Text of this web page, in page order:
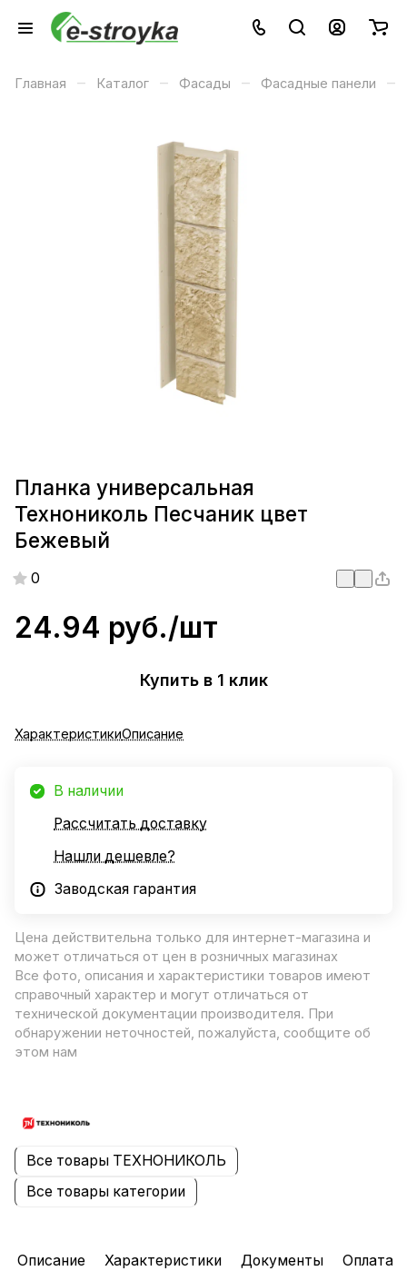
Главная – Каталог – Фасады – Фасадные панели –
Планка универсальная
Технониколь Песчаник цвет
Бежевый
0
24.94 руб./шт
Купить в 1 клик
ХарактеристикиОписание
В наличии
Рассчитать доставку
Нашли дешевле?
Заводская гарантия
Цена действительна только для интернет-магазина и
может отличаться от цен в розничных магазинах
Все фото, описания и характеристики товаров имеют
справочный характер и могут отличаться от
технической документации производителя. При
обнаружении неточностей, пожалуйста, сообщите об
этом нам
Все товары ТЕХНОНИКОЛЬ
Все товары категории
Описание Характеристики Документы Оплата